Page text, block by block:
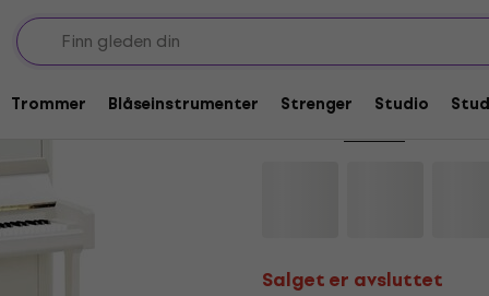
Trommer Blåseinstrumenter Strenger Studio
Salget er avsluttet
Yamaha B3E TC3
Salget er avsluttet